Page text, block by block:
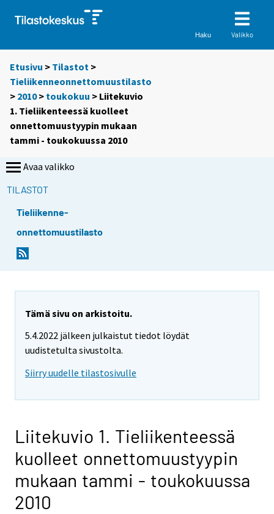
Haku Valikko
Etusivu > Tilastot >
Tieliikenneonnettomuustilasto
> 2010> toukokuu > Liitekuvio
1. Tieliikenteessä kuolleet
onnettomuustyypin mukaan
tammi - toukokuussa 2010
Avaa valikko
TILASTOT
Tieliikenne-
onnettomuustilasto
Tämä sivu on arkistoitu.
5.4.2022 jälkeen julkaistut tiedot löydät
uudistetulta sivustolta.
Siirry uudelle tilastosivulle
Liitekuvio 1. Tieliikenteessä
kuolleet onnettomuustyypin
mukaan tammi - toukokuussa
2010